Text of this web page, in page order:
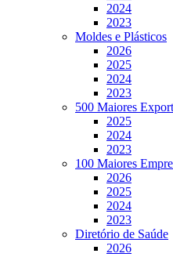
2024
2023
Moldes e Plásticos
2026
2025
2024
2023
500 Maiores
2025
2024
2023
100 Maiores
2026
2025
2024
2023
Diretório de Saúde
2026